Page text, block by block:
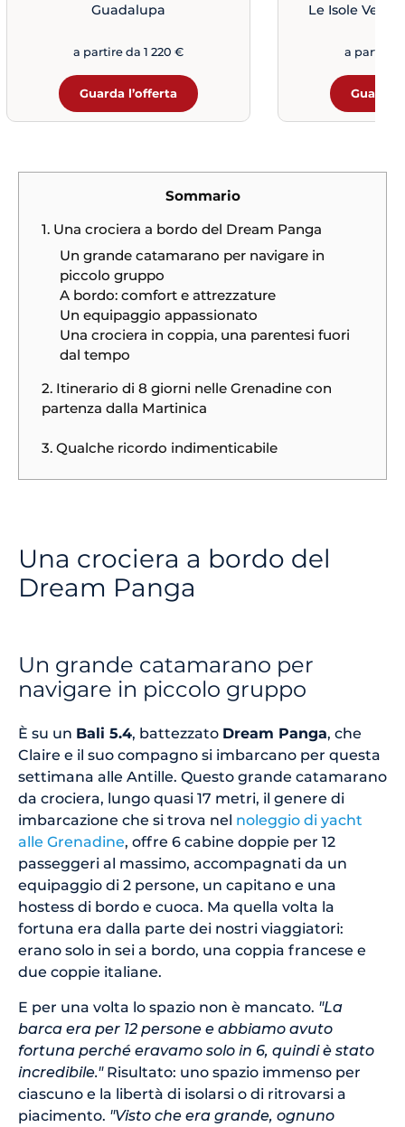
Guadalupa
a partire da 1 220 €
Guarda l’offerta
Le Isole
a partire
Guarda
Sommario
1. Una crociera a bordo del Dream Panga
Un grande catamarano per navigare in
piccolo gruppo
A bordo: comfort e attrezzature
Un equipaggio appassionato
Una crociera in coppia, una parentesi fuori
dal tempo
2. Itinerario di 8 giorni nelle Grenadine con
partenza dalla Martinica
3. Qualche ricordo indimenticabile
Una crociera a bordo del
Dream Panga
Un grande catamarano per
navigare in piccolo gruppo
È su un Bali 5.4, battezzato Dream Panga, che
Claire e il suo compagno si imbarcano per questa
settimana alle Antille. Questo grande catamarano
da crociera, lungo quasi 17 metri, il genere di
imbarcazione che si trova nel noleggio di yacht
alle Grenadine, offre 6 cabine doppie per 12
passeggeri al massimo, accompagnati da un
equipaggio di 2 persone, un capitano e una
hostess di bordo e cuoca. Ma quella volta la
fortuna era dalla parte dei nostri viaggiatori:
erano solo in sei a bordo, una coppia francese e
due coppie italiane.
E per una volta lo spazio non è mancato. "La
barca era per 12 persone e abbiamo avuto
fortuna perché eravamo solo in 6, quindi è stato
incredibile."Risultato: uno spazio immenso per
ciascuno e la libertà di isolarsi o di ritrovarsi a
piacimento. "Visto che era grande, ognuno